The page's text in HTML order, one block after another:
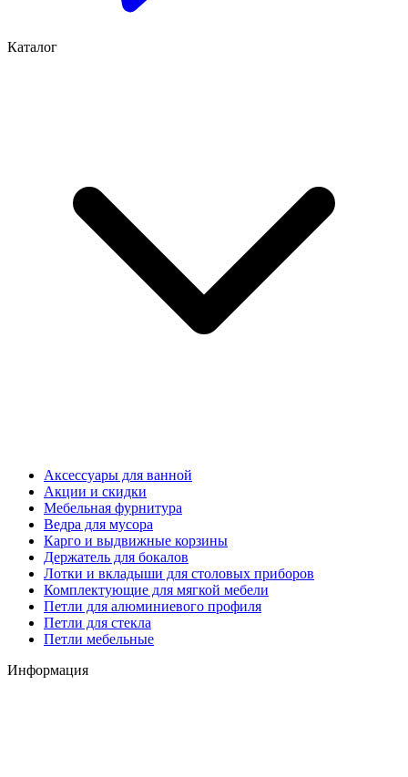
Каталог
Аксессуары для ванной
Акции и скидки
Мебельная фурнитура
Ведра для мусора
Карго и выдвижные корзины
Держатель для бокалов
Лотки и вкладыши для столовых приборов
Комплектующие для мягкой мебели
Петли для алюминиевого профиля
Петли для стекла
Петли мебельные
Информация